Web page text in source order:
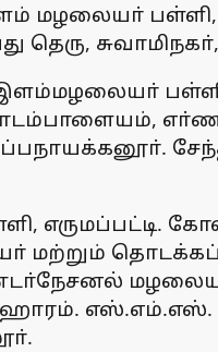
பள்ளி,
மற்றும்
எஸ்.எம்.எஸ்.